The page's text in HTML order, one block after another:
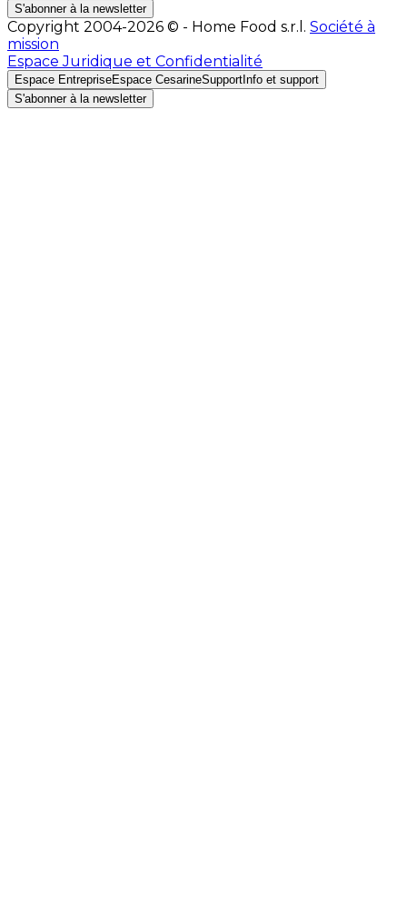
S'abonner à la newsletter
Copyright 2004-2026 © - Home Food s.r.l. Société à
mission
Espace Juridique et Confidentialité
Espace EntrepriseEspace CesarineSupport Info et support
S'abonner à la newsletter